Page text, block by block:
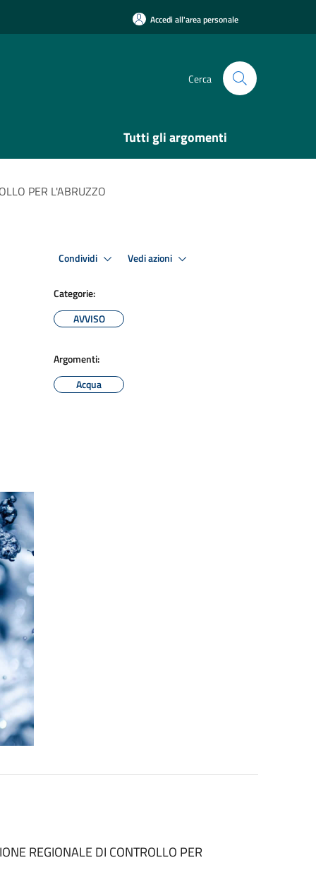
Accedi all'area personale
Cerca
Tutti gli argomenti
PER L'ABRUZZO
Condividi Vedi azioni
Categorie:
AVVISO
Argomenti:
Acqua
REGIONALE DI CONTROLLO PER